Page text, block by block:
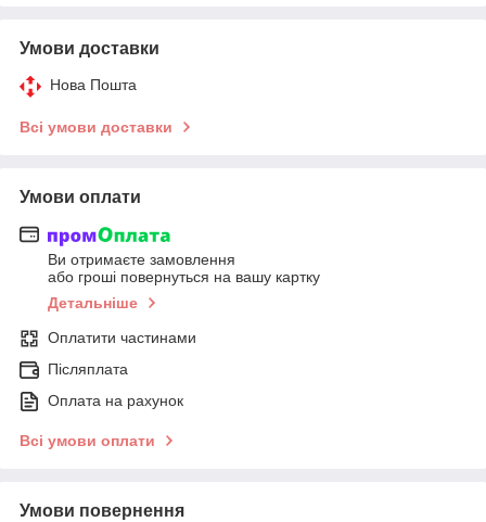
Умови доставки
Нова Пошта
Всі умови доставки
Умови оплати
Ви отримаєте замовлення
або гроші повернуться на вашу картку
Детальніше
Оплатити частинами
Післяплата
Оплата на рахунок
Всі умови оплати
Умови повернення